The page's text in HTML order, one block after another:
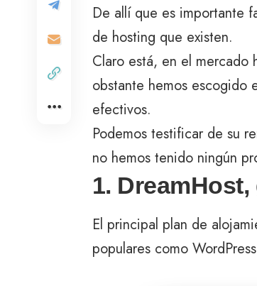
De allí que es importante
de hosting que existen.
Claro está, en el mercado
obstante hemos escogido
efectivos.
Podemos testificar de su
no hemos tenido ningún
1.
El principal plan de
populares como